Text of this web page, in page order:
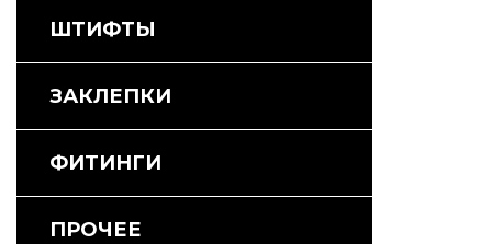
ШТИФТЫ
ЗАКЛЕПКИ
ФИТИНГИ
ПРОЧЕЕ